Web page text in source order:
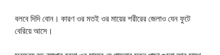
বলবে দিদি বোন। কারণ ওর মতই ওর মায়ের শরীরের জেলাও যেন ফুটে
বেরিয়ে আসে।